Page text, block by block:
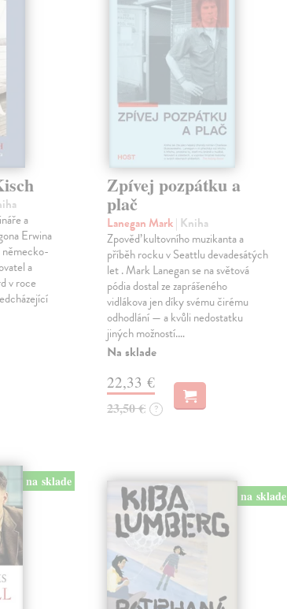
a
Erwina
německo-
a
v roce
Zpívej pozpátku a
plač
Lanegan Mark| Kniha
Zpověď kultovního muzikanta a
příběh rocku v Seattlu devadesátých
let . Mark Lanegan se na světová
pódia dostal ze zaprášeného
vidlákova jen díky svému čirému
odhodlání — a kvůli nedostatku
jiných možností.…
Na sklade
22,33 €
23,50 € ?
na sklade
na sklade